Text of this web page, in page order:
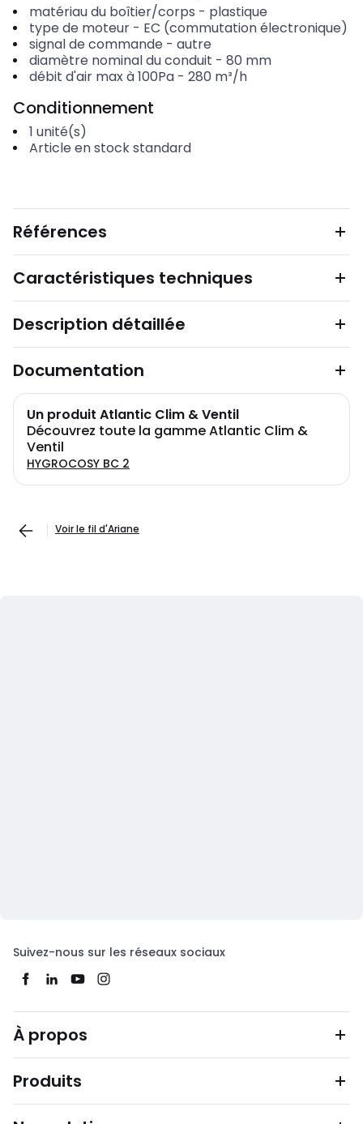
matériau du boîtier/corps - plastique
type de moteur- EC (commutation électronique)
signal de commande - autre
diamètre nominal du conduit - 80 mm
débit d'air max à 100Pa- 280 m³/h
Conditionnement
1 unité(s)
Article en stock standard
Références
Caractéristiques techniques
Description détaillée
Documentation
Un produit Atlantic Clim & Ventil
Découvrez toute la gamme Atlantic Clim &
Ventil
HYGROCOSY BC 2
Voir le fil d'Ariane
Suivez-nous sur les réseaux sociaux
À propos
Produits